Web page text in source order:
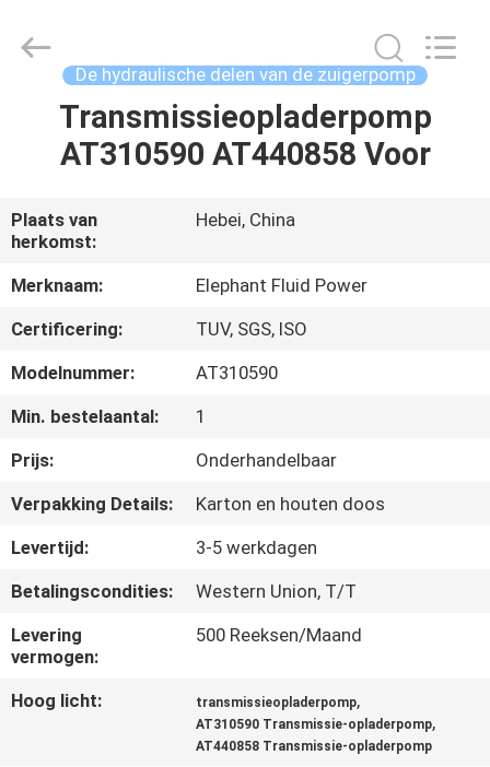
HUIS
ONGEVEER
ONS
FABRIEKSREIS
KWALITEITSCONTROLE
CONTACTEER
ONS
NIEUWS
GEVALLEN
Fluid
Power
De hydraulische delen van de zuigerpomp
Transmissieopladerpomp
AT310590 AT440858 Voor
Plaats van
herkomst:
Hebei, China
Merknaam:
Elephant Fluid Power
Certificering:
TUV, SGS, ISO
Modelnummer:
AT310590
Min. bestelaantal:
1
Prijs:
Onderhandelbaar
Verpakking Details:
Karton en houten doos
Levertijd:
3-5 werkdagen
Betalingscondities:
Western Union, T/T
Levering
vermogen:
500 Reeksen/Maand
Hoog licht: transmissieopladerpomp,
AT310590 Transmissie-opladerpomp,
AT440858 Transmissie-opladerpomp